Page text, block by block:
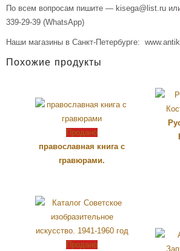
По всем вопросам пишите — kisega@list.ru
339-29-39 (WhatsApp)
Наши магазины в Санкт-Петербурге:
Похожие продукты
Продано
православная книга с
гравюрами.
Продано